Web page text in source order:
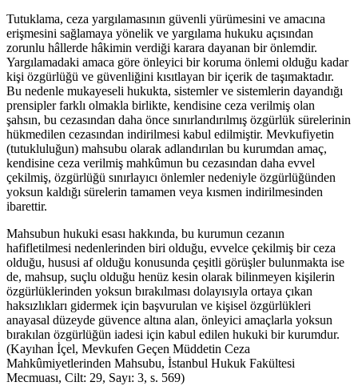
Tutuklama, ceza yargılamasının güvenli yürümesini ve amacına
erişmesini sağlamaya yönelik ve yargılama hukuku açısından
zorunlu hâllerde hâkimin verdiği karara dayanan bir önlemdir.
Yargılamadaki amaca göre önleyici bir koruma önlemi olduğu kadar
kişi özgürlüğü ve güvenliğini kısıtlayan bir içerik de taşımaktadır.
Bu nedenle mukayeseli hukukta, sistemler ve sistemlerin dayandığı
prensipler farklı olmakla birlikte, kendisine ceza verilmiş olan
şahsın, bu cezasından daha önce sınırlandırılmış özgürlük sürelerinin
hükmedilen cezasından indirilmesi kabul edilmiştir. Mevkufiyetin
(tutukluluğun) mahsubu olarak adlandırılan bu kurumdan amaç,
kendisine ceza verilmiş mahkûmun bu cezasından daha evvel
çekilmiş, özgürlüğü sınırlayıcı önlemler nedeniyle özgürlüğünden
yoksun kaldığı sürelerin tamamen veya kısmen indirilmesinden
ibarettir.
Mahsubun hukuki esası hakkında, bu kurumun cezanın
hafifletilmesi nedenlerinden biri olduğu, evvelce çekilmiş bir ceza
olduğu, hususi af olduğu konusunda çeşitli görüşler bulunmakta ise
de, mahsup, suçlu olduğu henüz kesin olarak bilinmeyen kişilerin
özgürlüklerinden yoksun bırakılması dolayısıyla ortaya çıkan
haksızlıkları gidermek için başvurulan ve kişisel özgürlükleri
anayasal düzeyde güvence altına alan, önleyici amaçlarla yoksun
bırakılan özgürlüğün iadesi için kabul edilen hukuki bir kurumdur.
(Kayıhan İçel, Mevkufen Geçen Müddetin Ceza
Mahkûmiyetlerinden Mahsubu, İstanbul Hukuk Fakültesi
Mecmuası, Cilt: 29, Sayı: 3, s. 569)